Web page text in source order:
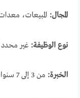
المجال: المبيعات،
نوع الوظيفة: غير محدد
الخبرة: من 3 إلى 7 سنوات